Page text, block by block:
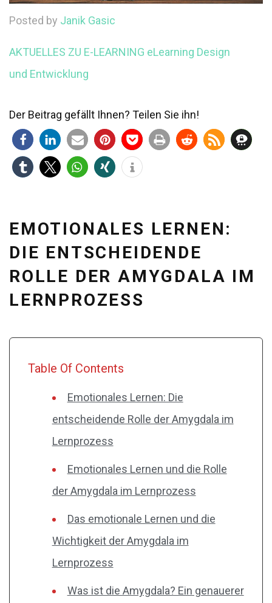
Posted by Janik Gasic
AKTUELLES ZU E-LEARNING eLearning Design
und Entwicklung
Der Beitrag gefällt Ihnen? Teilen Sie ihn!
EMOTIONALES LERNEN:
DIE ENTSCHEIDENDE
ROLLE DER AMYGDALA IM
LERNPROZESS
Table Of Contents
Emotionales Lernen: Die
entscheidende Rolle der Amygdala im
Lernprozess
Emotionales Lernen und die Rolle
der Amygdala im Lernprozess
Das emotionale Lernen und die
Wichtigkeit der Amygdala im
Lernprozess
Was ist die Amygdala? Ein genauerer